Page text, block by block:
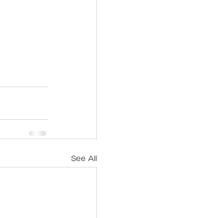
See All